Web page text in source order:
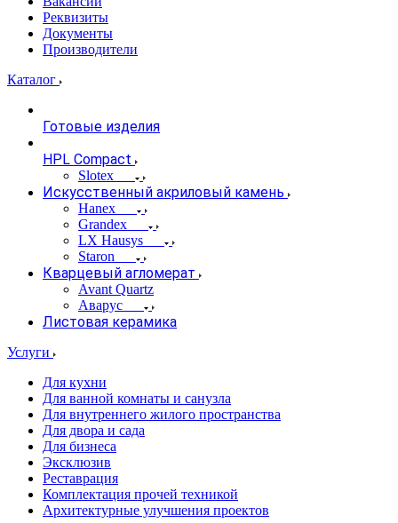
Реквизиты
Документы
Производители
Каталог
Готовые изделия
HPL Compact
Slotex
Искусственный акриловый камень
Hanex
Grandex
LX Hausys
Staron
Кварцевый агломерат
Avant Quartz
Аварус
Листовая керамика
Услуги
Для кухни
Для ванной комнаты и санузла
Для внутреннего жилого пространства
Для двора и сада
Для бизнеса
Эксклюзив
Реставрация
Комплектация прочей техникой
Архитектурные улучшения проектов